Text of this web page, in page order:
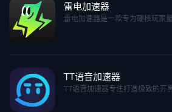
雷电加速器
雷电加速器是一款专为硬核玩家
TT语音加速器
TT语音加速器专注打造极致的开